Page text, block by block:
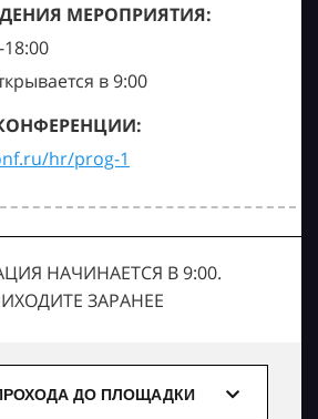
МЕРОПРИЯТИЯ:
в 9:00
hr/prog-1
НАЧИНАЕТСЯ В 9:00.
ЗАРАНЕЕ
ДО ПЛОЩАДКИ